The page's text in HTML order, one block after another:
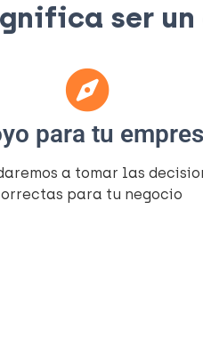
ser
para tu
a tomar las
para tu negocio